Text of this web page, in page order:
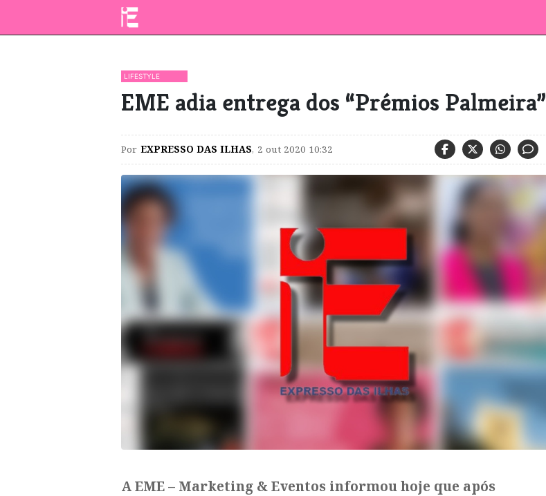
LIFESTYLE
EME adia entrega dos “Prémios Palmeira”
Por EXPRESSO DAS ILHAS, 2 out 2020 10:32
A EME – Marketing & Eventos informou hoje que após